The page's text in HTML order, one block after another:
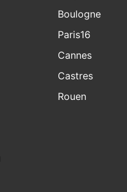
Boulogne
Paris16
Cannes
Castres
Rouen